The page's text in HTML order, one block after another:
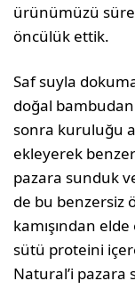
ürünümüzü
öncülük ettik.
Saf suyla
doğal
sonra kuruluğu
ekleyerek
pazara sunduk
de bu benzersiz
kamışından
sütü proteini
Natural’i pazara